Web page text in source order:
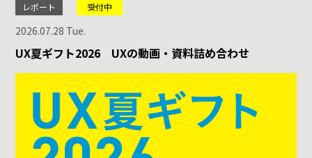
レポート 受付中
2026.07.28 Tue.
UX夏ギフト2026 UXの動画・資料詰め合わせ